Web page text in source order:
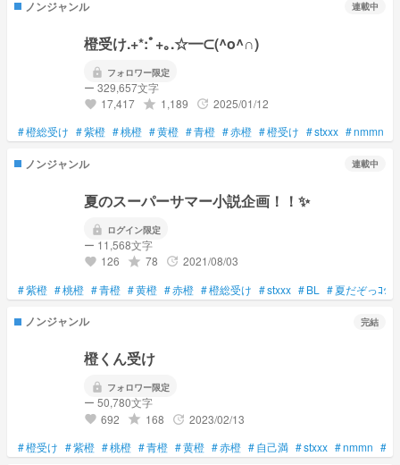
ノンジャンル 連載中
橙受け.+*:ﾟ+｡.☆━⊂(^o^∩)
lock フォロワー限定
ー 329,657文字
favorite 17,417 grade 1,189 update 2025/01/12
#橙総受け #紫橙 #桃橙 #黄橙 #青橙 #赤橙 #橙受け #stxxx #nmmn
ノンジャンル 連載中
夏のスーパーサマー小説企画！！✨
lock ログイン限定
ー 11,568文字
favorite 126 grade 78 update 2021/08/03
#紫橙 #桃橙 #青橙 #黄橙 #赤橙 #橙総受け #stxxx #BL #夏だぞっｺｯ☆
ノンジャンル 完結
橙くん受け
lock フォロワー限定
ー 50,780文字
favorite 692 grade 168 update 2023/02/13
#橙受け #紫橙 #桃橙 #青橙 #黄橙 #赤橙 #自己満 #stxxx #nmmn #